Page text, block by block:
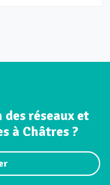
des réseaux et
à Châtres ?